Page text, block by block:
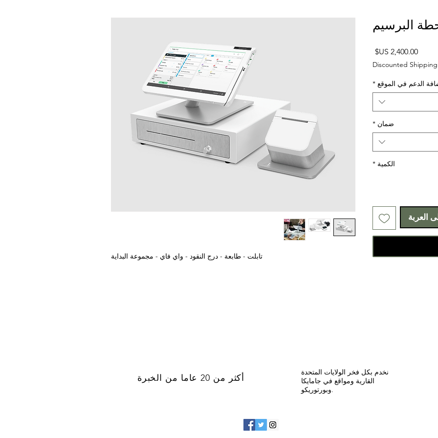
تابلت - طابعة - درج النقود - واي فاي - مجموعة البداية
البرسيم
السعر
Discounted Shipping
الدعم في الموقع *
ضمان *
الكمية *
العربة
أكثر من 20 عاما من الخبرة
نخدم بكل فخر الولايات المتحدة
القارية ومواقع في جامايكا
وبورتوريكو.